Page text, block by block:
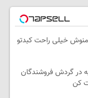
خیلی راحت کبدتو
در گردش فروشندگان
کن